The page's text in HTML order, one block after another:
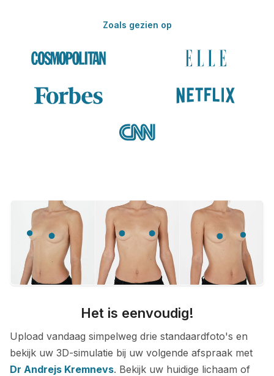
Zoals gezien op
Het is eenvoudig!
Upload vandaag simpelweg drie standaardfoto's en
bekijk uw 3D-simulatie bij uw volgende afspraak met
Dr Andrejs Kremnevs. Bekijk uw huidige lichaam of